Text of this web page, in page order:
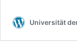
Universität